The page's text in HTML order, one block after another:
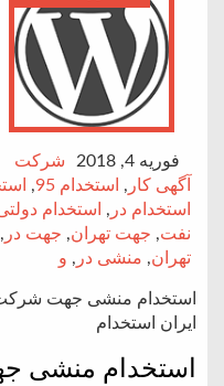
فوریه 4, 2018
شرکت
آگهی کار , استخدام 95 ,
استخدام در , استخدام
نفت, جهت تهران, جهت در ,
تهران, منشی در , و
استخدام منشی جهت شرکت
ایران استخدام
استخدام منشی